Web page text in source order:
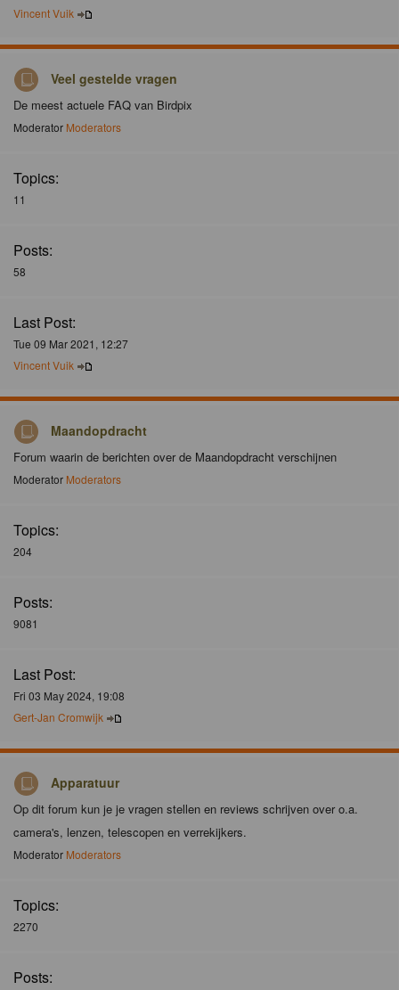
Vincent Vuik
Veel gestelde vragen
De meest actuele FAQ van Birdpix
Moderator Moderators
Topics:
11
Posts:
58
Last Post:
Tue 09 Mar 2021, 12:27
Vincent Vuik
Maandopdracht
Forum waarin de berichten over de Maandopdracht verschijnen
Moderator Moderators
Topics:
204
Posts:
9081
Last Post:
Fri 03 May 2024, 19:08
Gert-Jan Cromwijk
Apparatuur
Op dit forum kun je je vragen stellen en reviews schrijven over o.a.
camera's, lenzen, telescopen en verrekijkers.
Moderator Moderators
Topics:
2270
Posts: